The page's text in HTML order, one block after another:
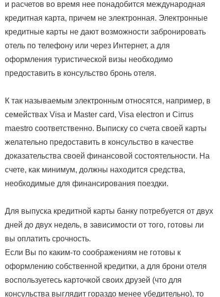
и расчетов во время нее понадобится международная
кредитная карта, причем не электронная. Электронные
кредитные карты не дают возможности забронировать
отель по телефону или через Интернет, а для
оформления туристической визы необходимо
предоставить в консульство бронь отеля.
К так называемым электронным относятся, например, в
семействах Visa и Master card, Visa electron и Cirrus
maestro соответственно. Выписку со счета своей карты
желательно предоставить в консульство в качестве
доказательства своей финансовой состоятельности. На
счете, как минимум, должны находится средства,
необходимые для финансирования поездки.
Для выпуска кредитной карты банку потребуется от двух
дней до двух недель, в зависимости от того, готовы ли
вы оплатить срочность.
Если Вы по каким-то соображениям не готовы к
оформлению собственной кредитки, а для брони отеля
воспользуетесь карточкой своих друзей (что для
консульства выглядит гораздо менее убедительно), то